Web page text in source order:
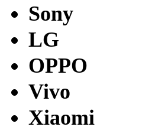
Sony
LG
OPPO
Vivo
Xiaomi